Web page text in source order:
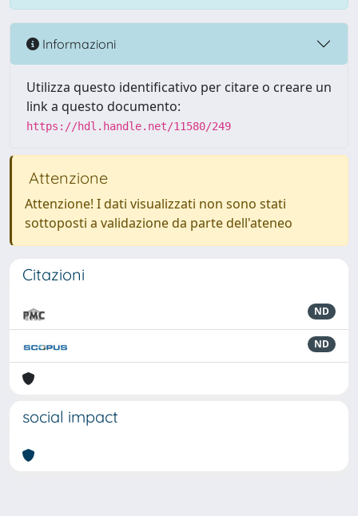
Informazioni
Utilizza questo identificativo per citare o creare un
link a questo documento:
https://hdl.handle.net/11580/249
Attenzione
Attenzione! I dati visualizzati non sono stati
sottoposti a validazione da parte dell'ateneo
Citazioni
ND
ND
social impact